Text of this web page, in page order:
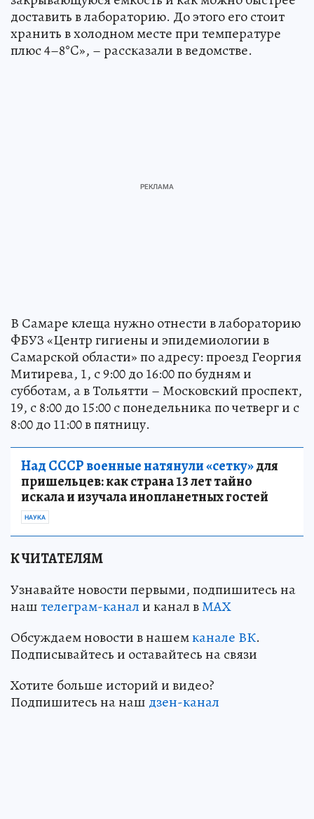
доставить в лабораторию. До этого его стоит
хранить в холодном месте при температуре
плюс 4–8°C», – рассказали в ведомстве.
В Самаре клеща нужно отнести в лабораторию
ФБУЗ «Центр гигиены и эпидемиологии в
Самарской области» по адресу: проезд Георгия
Митирева, 1, с 9:00 до 16:00 по будням и
субботам, а в Тольятти – Московский проспект,
19, с 8:00 до 15:00 с понедельника по четверг и с
8:00 до 11:00 в пятницу.
Над СССР военные натянули «сетку»для
пришельцев: как страна 13 лет тайно
искала и изучала инопланетных гостей
НАУКА
К ЧИТАТЕЛЯМ
Узнавайте новости первыми, подпишитесь на
наштелеграм-канали канал вМАХ
Обсуждаем новости в нашемканале ВК.
Подписывайтесь и оставайтесь на связи
Хотите больше историй и видео?
Подпишитесь на наш дзен-канал